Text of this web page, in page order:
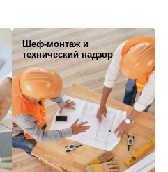
Шеф-монтаж и
технический надзор